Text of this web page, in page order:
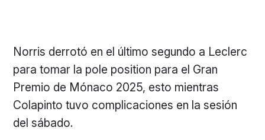
Norris derrotó en el último segundo a Leclerc
para tomar la pole position para el Gran
Premio de Mónaco 2025, esto mientras
Colapinto tuvo complicaciones en la sesión
del sábado.